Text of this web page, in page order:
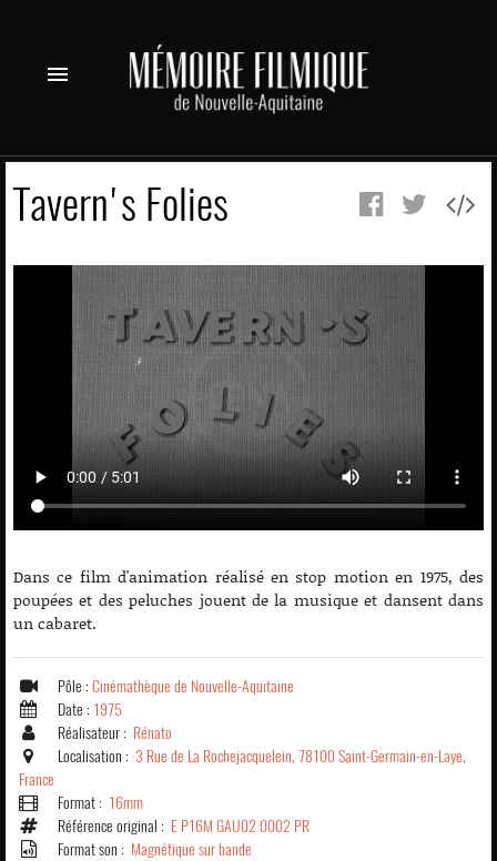
menu
Tavern's Folies
Dans ce film d'animation réalisé en stop motion en 1975, des
poupées et des peluches jouent de la musique et dansent dans
un cabaret.
Pôle : Cinémathèque de Nouvelle-Aquitaine
Date : 1975
Réalisateur : Rénato
Localisation : 3 Rue de La Rochejacquelein, 78100 Saint-Germain-en-Laye,
France
Format : 16mm
Référence original : E P16M GAU02 0002 PR
Format son : Magnétique sur bande